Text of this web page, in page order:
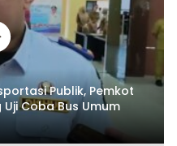
Publik, Pemkot
Coba Bus Umum